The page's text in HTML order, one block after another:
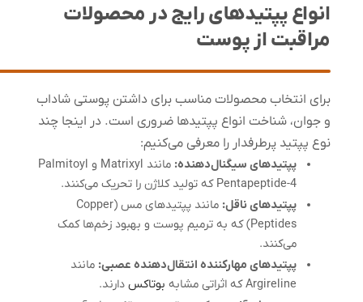
انواع پپتیدهای رایج در محصولات
مراقبت از پوست
برای انتخاب محصولات مناسب برای داشتن پوستی شاداب
و جوان، شناخت انواع پپتیدها ضروری است. در اینجا چند
نوع پپتید پرطرفدار را معرفی می‌کنیم:
پپتیدهای سیگنال‌دهنده:
مانند Matrixyl و Palmitoyl
Pentapeptide-4 که تولید کلاژن را تحریک می‌کنند.
پپتیدهای ناقل:
مانند پپتیدهای مس (Copper
Peptides) که به ترمیم پوست و بهبود زخم‌ها کمک
می‌کنند.
پپتیدهای مهارکننده انتقال‌دهنده عصبی: مانند
Argireline که اثراتی مشابه
بوتاکس دارند.